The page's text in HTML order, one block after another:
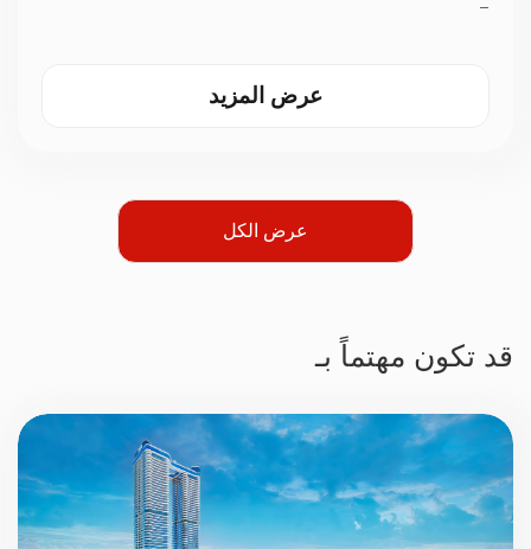
—
عرض المزيد
عرض الكل
قد تكون مهتماً بـ